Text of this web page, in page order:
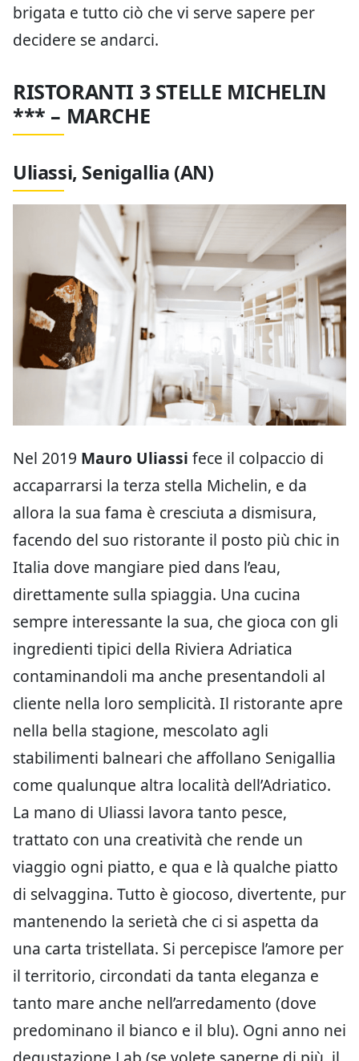
brigata e tutto ciò che vi serve sapere per
decidere se andarci.
RISTORANTI 3 STELLE MICHELIN
*** – MARCHE
Uliassi, Senigallia (AN)
Nel 2019 Mauro Uliassi fece il colpaccio di
accaparrarsi la terza stella Michelin, e da
allora la sua fama è cresciuta a dismisura,
facendo del suo ristorante il posto più chic in
Italia dove mangiare pied dans l’eau,
direttamente sulla spiaggia. Una cucina
sempre interessante la sua, che gioca con gli
ingredienti tipici della Riviera Adriatica
contaminandoli ma anche presentandoli al
cliente nella loro semplicità. Il ristorante apre
nella bella stagione, mescolato agli
stabilimenti balneari che affollano Senigallia
come qualunque altra località dell’Adriatico.
La mano di Uliassi lavora tanto pesce,
trattato con una creatività che rende un
viaggio ogni piatto, e qua e là qualche piatto
di selvaggina. Tutto è giocoso, divertente, pur
mantenendo la serietà che ci si aspetta da
una carta tristellata. Si percepisce l’amore per
il territorio, circondati da tanta eleganza e
tanto mare anche nell’arredamento (dove
predominano il bianco e il blu). Ogni anno nei